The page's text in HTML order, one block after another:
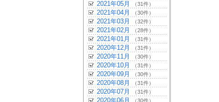
2021年05月 （31件）
2021年04月 （30件）
2021年03月 （32件）
2021年02月 （28件）
2021年01月 （31件）
2020年12月 （31件）
2020年11月 （30件）
2020年10月 （31件）
2020年09月 （30件）
2020年08月 （31件）
2020年07月 （31件）
2020年06月 （30件）